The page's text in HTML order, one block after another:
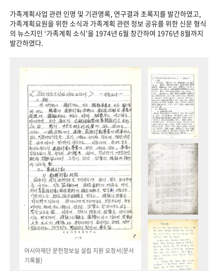
가족계획사업 관련 인명 및 기관명록, 연구결과 초록지를 발간하였고,
가족계획요원을 위한 소식과 가족계획 관련 정보 공유를 위한 신문 형식
의 뉴스지인 ‘가족계획 소식’을 1974년 6월 창간하여 1976년 8월까지
발간하였다.
아시아재단 문헌정보실 설립 지원 요청서(문서
기록물)